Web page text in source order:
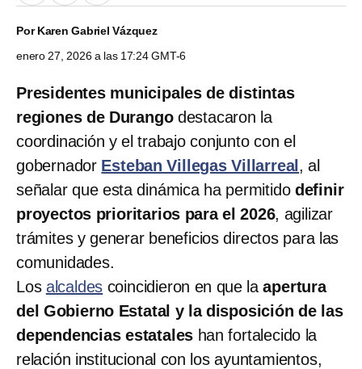
PorKaren Gabriel Vázquez
enero 27, 2026 a las 17:24 GMT-6
Presidentes municipales de distintas
regiones de Durangodestacaron la
coordinación y el trabajo conjunto con el
gobernador Esteban Villegas Villarreal , al
señalar que esta dinámica ha permitido definir
proyectos prioritarios para el 2026, agilizar
trámites y generar beneficios directos para las
comunidades.
Los alcaldes coincidieron en que laapertura
del Gobierno Estatal y la disposición de las
dependencias estatales han fortalecido la
relación institucional con los ayuntamientos,